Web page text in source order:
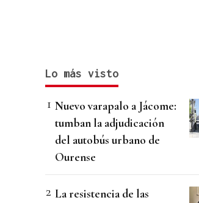
Lo más visto
Nuevo varapalo a Jácome:
tumban la adjudicación
del autobús urbano de
Ourense
La resistencia de las